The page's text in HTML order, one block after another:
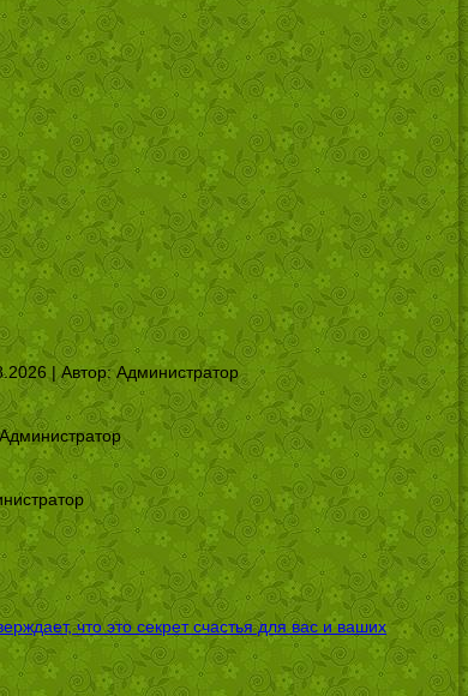
| Автор:Администратор
Администратор
что это секрет счастья для вас и ваших